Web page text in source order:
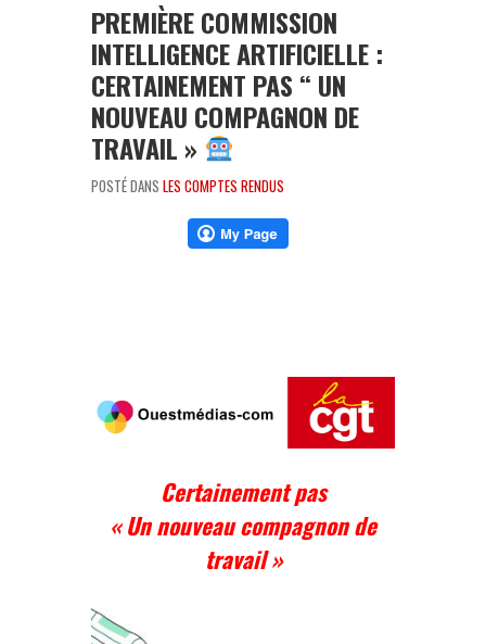
PREMIÈRE COMMISSION
INTELLIGENCE ARTIFICIELLE :
CERTAINEMENT PAS “ UN
NOUVEAU COMPAGNON DE
TRAVAIL »
POSTÉ DANS LES COMPTES RENDUS
Certainement pas
« Un nouveau compagnon de
travail »